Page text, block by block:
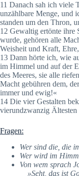
11 Danach sah ich viele
unzählbare Menge, und
standen um den Thron,
12 Gewaltig ertönte ihre
wurde, gehören alle
Weisheit und Kraft,
13 Dann hörte ich, wie
im Himmel und auf der
des Meeres, sie alle
Macht gebühren dem,
immer und ewig!«
14 Die vier Gestalten
vierundzwanzig Ältesten
Fragen:
Wer sind die, die
Wer wird im
Von wem sprach
»Seht, das ist